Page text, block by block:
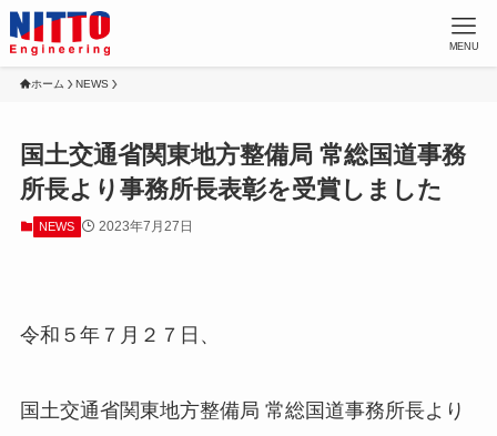
MENU
ホーム NEWS
国土交通省関東地方整備局 常総国道事務
所長より事務所長表彰を受賞しました
NEWS 2023年7月27日
令和５年７月２７日、
国土交通省関東地方整備局 常総国道事務所長より